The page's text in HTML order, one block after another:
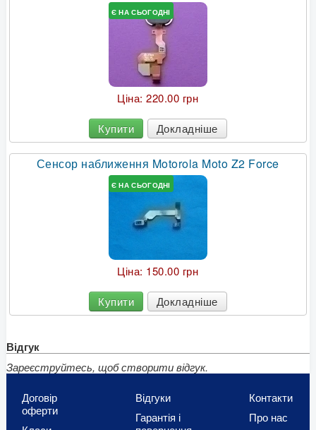
Є НА СЬОГОДНІ
Ціна:220.00 грн
Купити Докладніше
Сенсор наближення Motorola Moto Z2 Force
Є НА СЬОГОДНІ
Ціна: 150.00 грн
Купити Докладніше
Відгук
Зареєструйтесь, щоб створити відгук.
Договір
оферти
Відгуки
Гарантія і
Контакти
Про нас